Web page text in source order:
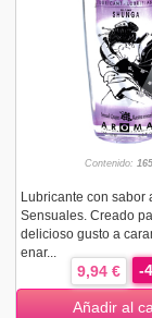
Contenido:
Lubricante con sabor
Sensuales. Creado
delicioso gusto a
enar...
9,94 € -
Añadir al